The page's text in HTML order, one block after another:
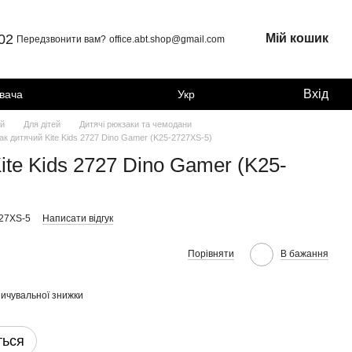
Передзвонити вам? office.abt.shop@gmail.com Мій кошик
Укр Вхід
Для дітей
Дитячі рюкзаки та чемодани
дитячий Kite Kids 2727 Dino Gamer (K25-2727XS-5)
Kids 2727 Dino Gamer (K25-
5 Написати відгук
Порівняти В бажання
знижки